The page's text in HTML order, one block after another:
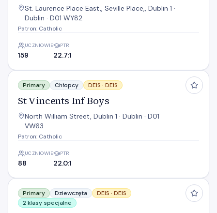
St. Laurence Place East,, Seville Place,, Dublin 1 ·
Dublin · D01 WY82
Patron: Catholic
UCZNIOWIE
159
PTR
22.7:1
St Vincents Inf Boys
Primary Chłopcy DEIS · DEIS
St Vincents Inf Boys
North William Street, Dublin 1 · Dublin · D01
VW63
Patron: Catholic
UCZNIOWIE
88
PTR
22.0:1
St. Vincent's GNS
Primary Dziewczęta DEIS · DEIS
2 klasy specjalne